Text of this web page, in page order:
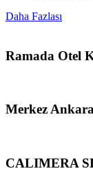
Daha Fazlası
Ramada Otel
Merkez
CALIMERA